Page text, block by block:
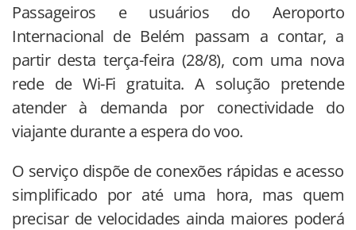
Passageiros e usuários do Aeroporto
Internacional de Belém passam a contar, a
partir desta terça-feira (28/8), com uma nova
rede de Wi-Fi gratuita. A solução pretende
atender à demanda por conectividade do
viajante durante a espera do voo.
O serviço dispõe de conexões rápidas e acesso
simplificado por até uma hora, mas quem
precisar de velocidades ainda maiores poderá